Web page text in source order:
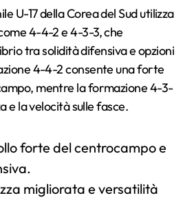
U-17 della Corea del Sud utilizza
4-4-2 e 4-3-3, che
tra solidità difensiva e opzioni
4-4-2 consente una forte
mentre la formazione 4-3-
e la velocità sulle fasce.
forte del centrocampo e
migliorata e versatilità